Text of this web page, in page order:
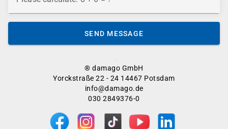
® damago GmbH
Yorckstraße 22 - 24 14467 Potsdam
info@damago.de
030 2849376-0
SEND MESSAGE